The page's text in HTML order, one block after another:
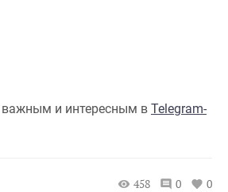
и интересным в Telegram-
458 0 0